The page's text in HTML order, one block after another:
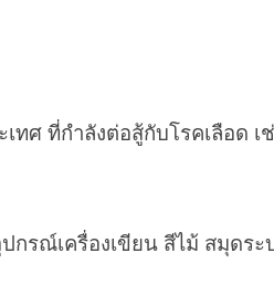
เทศ ที่กำลังต่อสู้กับโรคเลือด
กรณ์เครื่องเขียน สีไม้ สมุดร